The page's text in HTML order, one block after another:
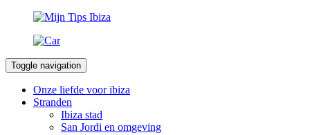
Toggle navigation
Onze liefde voor ibiza
Stranden
Ibiza stad
San Jordi en omgeving